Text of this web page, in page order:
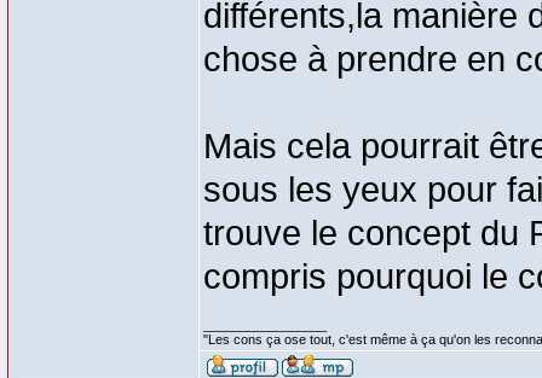
différents,la manière
chose à prendre en
Mais cela pourrait
sous les yeux pour
trouve le concept du
compris pourquoi le
"Les cons ça ose tout, c'est même à ça qu'on les